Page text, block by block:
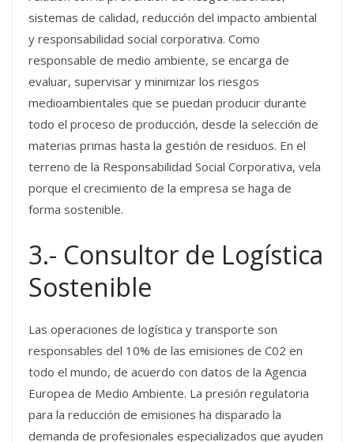
sistemas de calidad, reducción del impacto ambiental
y responsabilidad social corporativa. Como
responsable de medio ambiente, se encarga de
evaluar, supervisar y minimizar los riesgos
medioambientales que se puedan producir durante
todo el proceso de producción, desde la selección de
materias primas hasta la gestión de residuos. En el
terreno de la Responsabilidad Social Corporativa, vela
porque el crecimiento de la empresa se haga de
forma sostenible.
3.- Consultor de Logística
Sostenible
Las operaciones de logística y transporte son
responsables del 10% de las emisiones de C02 en
todo el mundo, de acuerdo con datos de la Agencia
Europea de Medio Ambiente. La presión regulatoria
para la reducción de emisiones ha disparado la
demanda de profesionales especializados que ayuden